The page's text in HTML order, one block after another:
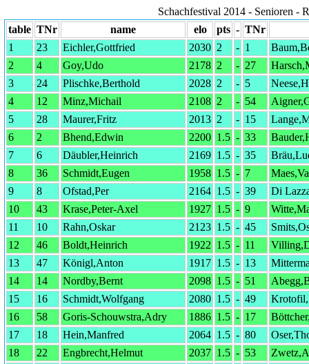
Schachfestival 2014 - Senioren -
table TNr name elo pts - TNr
1
23 Eichler,Gottfried 2030 2 - 1
2
4 Goy,Udo 2178 2 - 27
3
24 Plischke,Berthold 2028 2 - 5
4
12 Minz,Michail 2108 2 - 54
5
28 Maurer,Fritz 2013 2 - 15
6
2 Bhend,Edwin 2200 1.5 - 33
7
6 Däubler,Heinrich 2169 1.5 - 35
8
36 Schmidt,Eugen 1958 1.5 - 7
9
8 Ofstad,Per 2164 1.5 - 39
Di
10
43 Krase,Peter-Axel 1927 1.5 - 9
11
10 Rahn,Oskar 2123 1.5 - 45
12
46 Boldt,Heinrich 1922 1.5 - 11
13
47 Königl,Anton 1917 1.5 - 13
14
14 Nordby,Bernt 2098 1.5 - 51
15
16 Schmidt,Wolfgang 2080 1.5 - 49
16
58 Goris-Schouwstra,Adry 1886 1.5 - 17
17
18 Hein,Manfred 2064 1.5 - 80
18
22 Engbrecht,Helmut 2037 1.5 - 53